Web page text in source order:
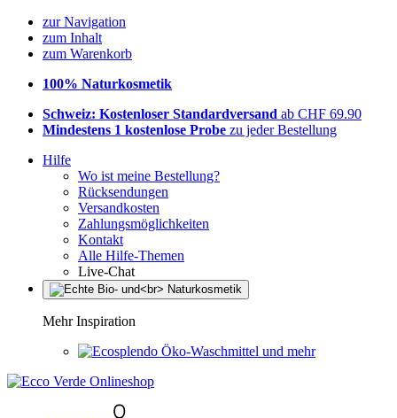
zur Navigation
zum Inhalt
zum Warenkorb
100% Naturkosmetik
Schweiz: Kostenloser Standardversand ab CHF 69.90
Mindestens 1 kostenlose Probe zu jeder Bestellung
Hilfe
Wo ist meine Bestellung?
Rücksendungen
Versandkosten
Zahlungsmöglichkeiten
Kontakt
Alle Hilfe-Themen
Live-Chat
Mehr Inspiration
Öko-Waschmittel und mehr